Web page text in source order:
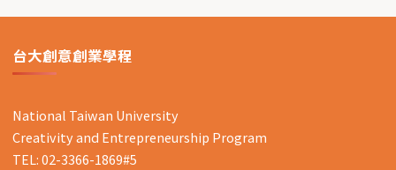
台大創意創業學程
National Taiwan University
Creativity and Entrepreneurship Program
TEL: 02-3366-1869#5